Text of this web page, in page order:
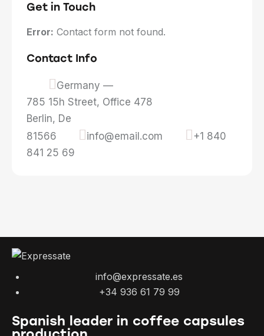
Get in Touch
Error: Contact form not found.
Contact Info
Germany —
785 15h Street, Office 478
Berlin, De
81566
info@email.com
+1 840
841 25 69
info@expressate.es
+34 936 61 79 99
Spanish leader in coffee capsules